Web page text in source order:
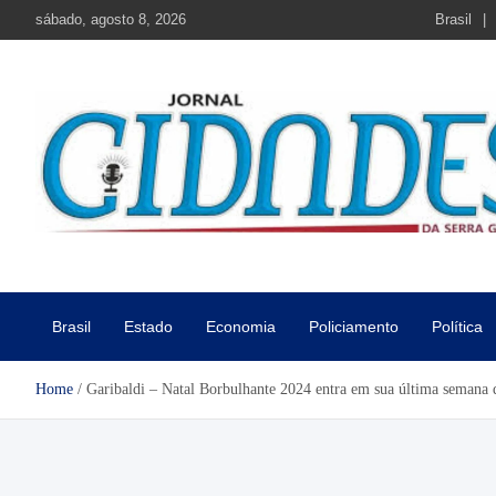
sábado, agosto 8, 2026 Brasil
Brasil Estado Economia Policiamento Política
Home Garibaldi – Natal Borbulhante 2024 entra em sua última semana